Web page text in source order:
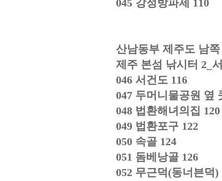
045 강정방파제 110
산남동부 제주도 남쪽
제주 본섬 낚시터 2_
046 서건도 116
047 두머니물공원 옆
048 법환해녀의집 120
049 법환포구 122
050 속골 124
051 돔베낭골 126
052 무근덕(동너븐덕)